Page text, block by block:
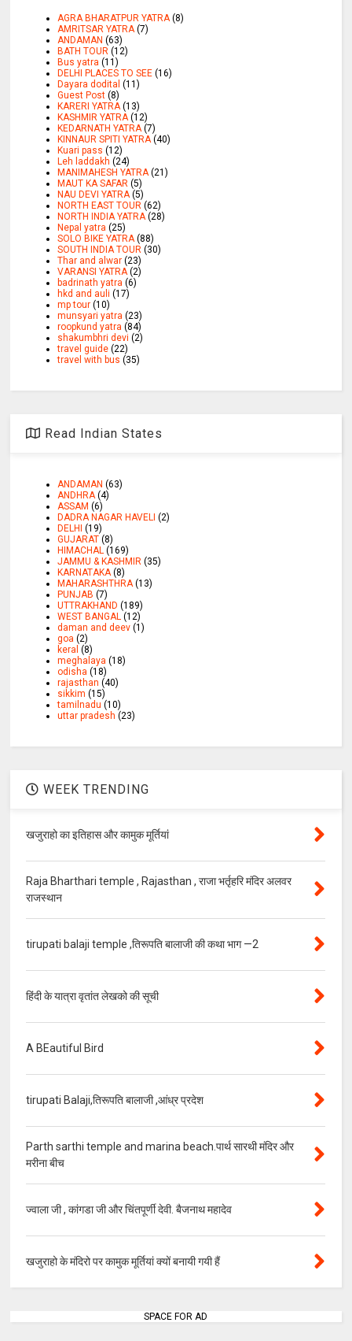
AGRA BHARATPUR YATRA (8)
AMRITSAR YATRA (7)
ANDAMAN (63)
BATH TOUR (12)
Bus yatra (11)
DELHI PLACES TO SEE (16)
Dayara dodital (11)
Guest Post (8)
KARERI YATRA (13)
KASHMIR YATRA (12)
KEDARNATH YATRA (7)
KINNAUR SPITI YATRA (40)
Kuari pass (12)
Leh laddakh (24)
MANIMAHESH YATRA (21)
MAUT KA SAFAR (5)
NAU DEVI YATRA (5)
NORTH EAST TOUR (62)
NORTH INDIA YATRA (28)
Nepal yatra (25)
SOLO BIKE YATRA (88)
SOUTH INDIA TOUR (30)
Thar and alwar (23)
VARANSI YATRA (2)
badrinath yatra (6)
hkd and auli (17)
mp tour (10)
munsyari yatra (23)
roopkund yatra (84)
shakumbhri devi (2)
travel guide (22)
travel with bus (35)
Read Indian States
ANDAMAN (63)
ANDHRA (4)
ASSAM (6)
DADRA NAGAR HAVELI (2)
DELHI
(19)
GUJARAT (8)
HIMACHAL (169)
JAMMU & KASHMIR (35)
KARNATAKA (8)
MAHARASHTHRA (13)
PUNJAB (7)
UTTRAKHAND (189)
WEST BANGAL (12)
daman and deev (1)
goa (2)
keral (8)
meghalaya (18)
odisha (18)
rajasthan (40)
sikkim (15)
tamilnadu (10)
uttar pradesh (23)
WEEK TRENDING
खजुराहो का इतिहास और कामुक मूर्तियां
Raja Bharthari temple , Rajasthan , राजा भर्तृहरि मंदिर अलवर
राजस्थान
tirupati balaji temple ,तिरूपति बालाजी की कथा भाग —2
हिंदी के यात्रा वृतांत लेखको की सूची
A BEautiful Bird
tirupati Balaji,तिरूपति बालाजी ,आंध्र प्रदेश
Parth sarthi temple and marina beach.पार्थ सारथी मंदिर और
मरीना बीच
ज्वाला जी , कांगडा जी और चिंतपूर्णी देवी. बैजनाथ महादेव
खजुराहो के मंदिरो पर कामुक मूर्तियां क्यों बनायी गयी हैं
SPACE FOR AD